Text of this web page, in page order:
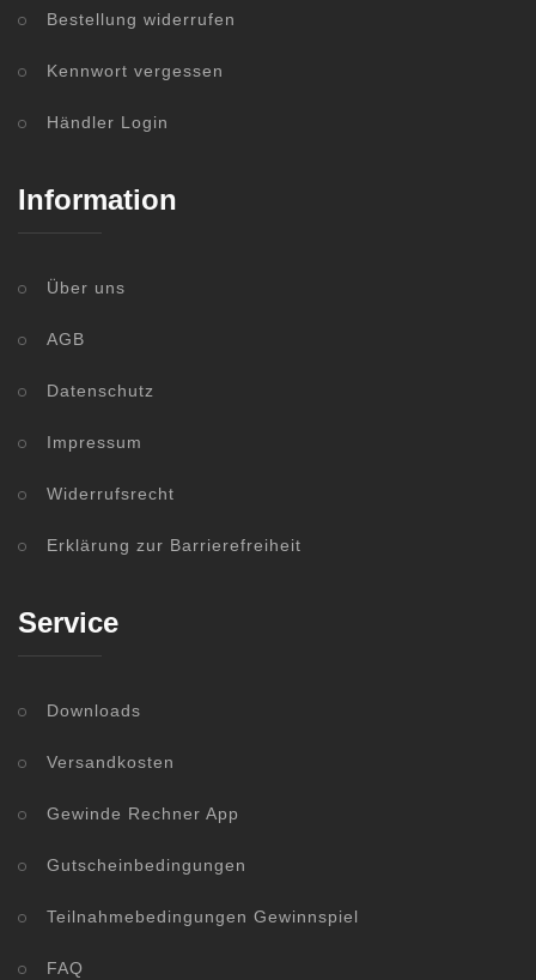
Bestellung widerrufen
Kennwort vergessen
Händler Login
Information
Über uns
AGB
Datenschutz
Impressum
Widerrufsrecht
Erklärung zur Barrierefreiheit
Service
Downloads
Versandkosten
Gewinde Rechner App
Gutscheinbedingungen
Teilnahmebedingungen Gewinnspiel
FAQ